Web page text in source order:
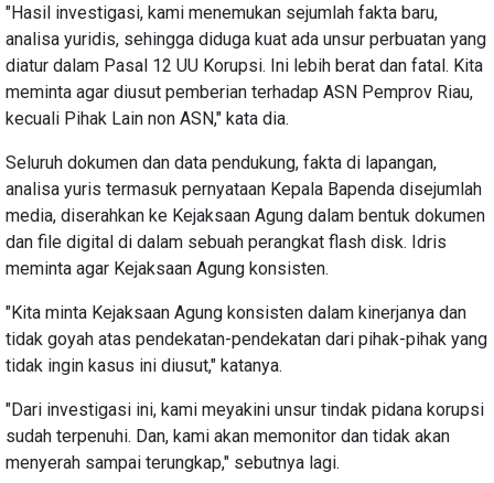
"Hasil investigasi, kami menemukan sejumlah fakta baru,
analisa yuridis, sehingga diduga kuat ada unsur perbuatan yang
diatur dalam Pasal 12 UU Korupsi. Ini lebih berat dan fatal. Kita
meminta agar diusut pemberian terhadap ASN Pemprov Riau,
kecuali Pihak Lain non ASN," kata dia.
Seluruh dokumen dan data pendukung, fakta di lapangan,
analisa yuris termasuk pernyataan Kepala Bapenda disejumlah
media, diserahkan ke Kejaksaan Agung dalam bentuk dokumen
dan file digital di dalam sebuah perangkat flash disk. Idris
meminta agar Kejaksaan Agung konsisten.
"Kita minta Kejaksaan Agung konsisten dalam kinerjanya dan
tidak goyah atas pendekatan-pendekatan dari pihak-pihak yang
tidak ingin kasus ini diusut," katanya.
"Dari investigasi ini, kami meyakini unsur tindak pidana korupsi
sudah terpenuhi. Dan, kami akan memonitor dan tidak akan
menyerah sampai terungkap," sebutnya lagi.